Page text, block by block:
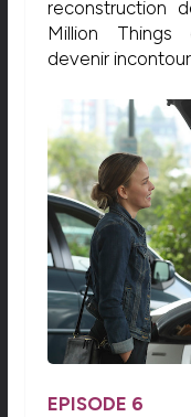
reconstruction
Million Things
devenir
EPISODE 6